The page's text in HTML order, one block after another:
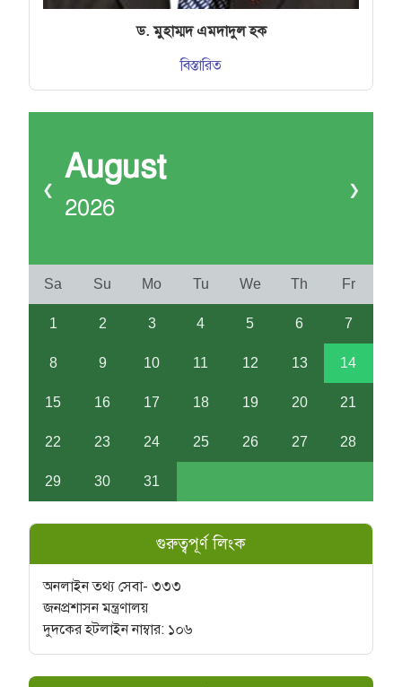
ড. মুহাম্মদ এমদাদুল হক
বিস্তারিত
August
2026
❮ ❯
Sa Su Mo Tu We Th Fr
1 2 3 4 5 6 7
8 9 10 11 12 13 14
15 16 17 18 19 20 21
22 23 24 25 26 27 28
29 30 31
গুরুত্বপূর্ণ লিংক
অনলাইন তথ্য সেবা- ৩৩৩
জনপ্রশাসন মন্ত্রণালয়
দুদকের হটলাইন নাম্বার: ১০৬